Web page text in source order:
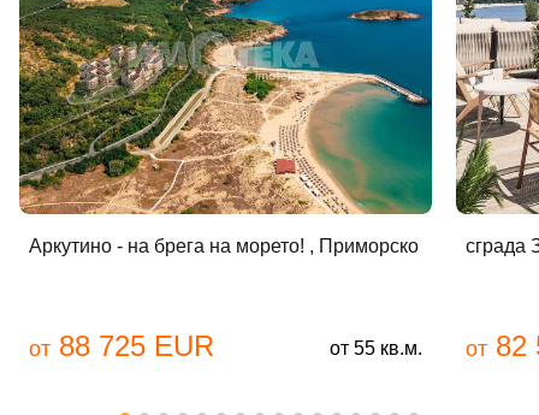
Аркутино - на брега на морето! , Приморско
от 88 725 EUR от 55 кв.м.
сграда
от 82